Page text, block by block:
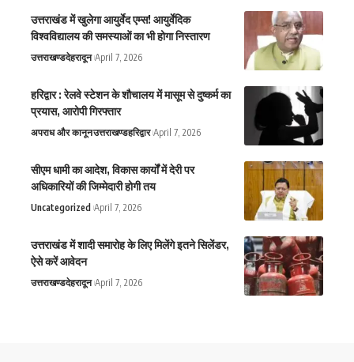
उत्तराखंड में खुलेगा आयुर्वेद एम्स! आयुर्वेदिक
विश्वविद्यालय की समस्याओं का भी होगा निस्तारण
उत्तराखण्डदेहरादून April 7, 2026
हरिद्वार : रेलवे स्टेशन के शौचालय में मासूम से दुष्कर्म का
प्रयास, आरोपी गिरफ्तार
अपराध और कानूनउत्तराखण्डहरिद्वार April 7, 2026
सीएम धामी का आदेश, विकास कार्यों में देरी पर
अधिकारियों की जिम्मेदारी होगी तय
Uncategorized April 7, 2026
उत्तराखंड में शादी समारोह के लिए मिलेंगे इतने सिलेंडर,
ऐसे करें आवेदन
उत्तराखण्डदेहरादून April 7, 2026